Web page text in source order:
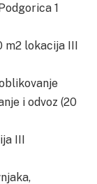
1
m2 lokacija III
i odvoz (20
III